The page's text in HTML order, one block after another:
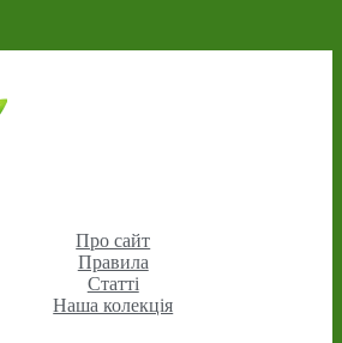
Про сайт
Правила
Статті
Наша колекція